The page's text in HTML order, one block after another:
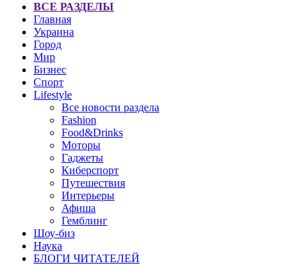
ВСЕ РАЗДЕЛЫ
Главная
Украина
Город
Мир
Бизнес
Спорт
Lifestyle
Все новости раздела
Fashion
Food&Drinks
Моторы
Гаджеты
Киберспорт
Путешествия
Интерьеры
Афиша
Гемблинг
Шоу-биз
Наука
БЛОГИ ЧИТАТЕЛЕЙ